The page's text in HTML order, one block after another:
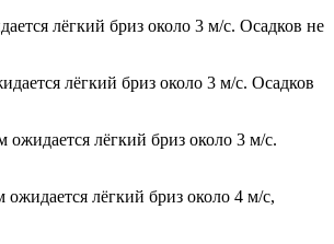
лёгкий бриз около 3 м/с. Осадков не
лёгкий бриз около 3 м/с. Осадков
лёгкий бриз около 3 м/с.
лёгкий бриз около 4 м/с,